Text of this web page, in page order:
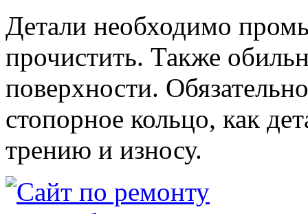
Детали необходимо
прочистить. Также
поверхности.
стопорное кольцо, как
трению и износу.